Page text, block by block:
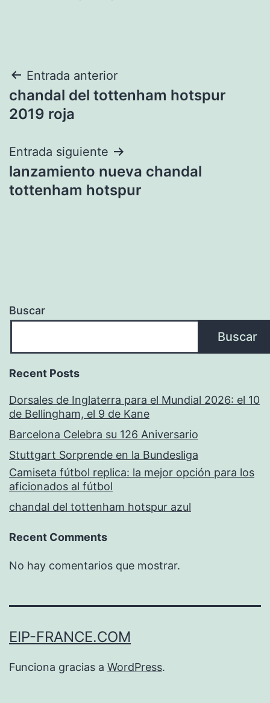
Navegación
de
Entrada anterior
chandal del tottenham hotspur
2019 roja
Entrada siguiente
lanzamiento nueva chandal
tottenham hotspur
Buscar
Buscar
Recent Posts
Dorsales de Inglaterra para el Mundial 2026: el 10
de Bellingham, el 9 de Kane
Barcelona Celebra su 126 Aniversario
Stuttgart Sorprende en la Bundesliga
Camiseta fútbol replica: la mejor opción para los
aficionados al fútbol
chandal del tottenham hotspur azul
Recent Comments
No hay comentarios que mostrar.
EIP-FRANCE.COM
Funciona gracias a WordPress.